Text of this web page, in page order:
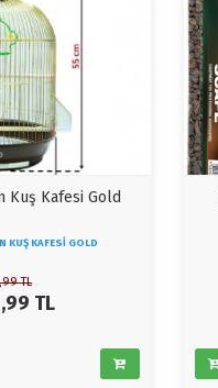
Kuş Kafesi Gold
KUŞ KAFESI GOLD
TL
TL